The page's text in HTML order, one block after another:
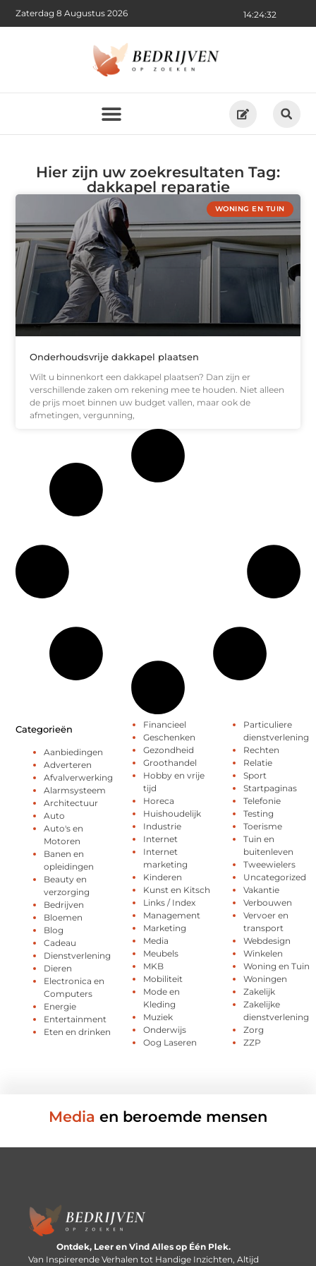
14:24:32
Zaterdag 8 Augustus 2026
Hier zijn uw zoekresultaten Tag:
dakkapel reparatie
WONING EN TUIN
Onderhoudsvrije dakkapel plaatsen
Wilt u binnenkort een dakkapel plaatsen? Dan zijn er
verschillende zaken om rekening mee te houden. Niet alleen
de prijs moet binnen uw budget vallen, maar ook de
afmetingen, vergunning,
Categorieën
Aanbiedingen
Adverteren
Afvalverwerking
Alarmsysteem
Architectuur
Auto
Auto's en
Motoren
Banen en
opleidingen
Beauty en
verzorging
Bedrijven
Bloemen
Blog
Cadeau
Dienstverlening
Dieren
Electronica en
Computers
Energie
Entertainment
Eten en drinken
Financieel
Geschenken
Gezondheid
Groothandel
Hobby en vrije
tijd
Horeca
Huishoudelijk
Industrie
Internet
Internet
marketing
Kinderen
Kunst en Kitsch
Links / Index
Management
Marketing
Media
Meubels
MKB
Mobiliteit
Mode en
Kleding
Muziek
Onderwijs
Oog Laseren
Particuliere
dienstverlening
Rechten
Relatie
Sport
Startpaginas
Telefonie
Testing
Toerisme
Tuin en
buitenleven
Tweewielers
Uncategorized
Vakantie
Verbouwen
Vervoer en
transport
Webdesign
Winkelen
Woning en Tuin
Woningen
Zakelijk
Zakelijke
dienstverlening
Zorg
ZZP
Media en beroemde mensen
Ontdek, Leer en Vind Alles op Één Plek.
Van Inspirerende Verhalen tot Handige Inzichten, Altijd